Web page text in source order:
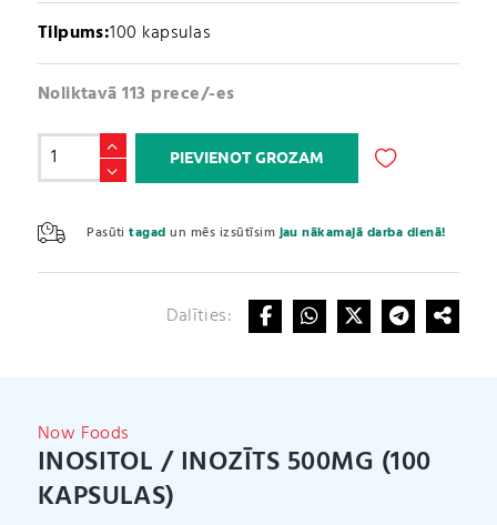
Tilpums:100 kapsulas
Noliktavā 113 prece/-es
Inositol
500mg
(100
kapsulas)
PIEVIENOT GROZAM
Pasūtitagad un mēs izsūtīsimjau nākamajā darba dienā!
e
r
n
Dalīties:
Now Foods
INOSITOL / INOZĪTS 500MG (100
KAPSULAS)